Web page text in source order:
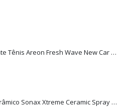
Aromatizante Tênis Areon Fresh Wave New Car / Carro Novo
Selador Cerâmico Sonax Xtreme Ceramic Spray + Seal (750ml)